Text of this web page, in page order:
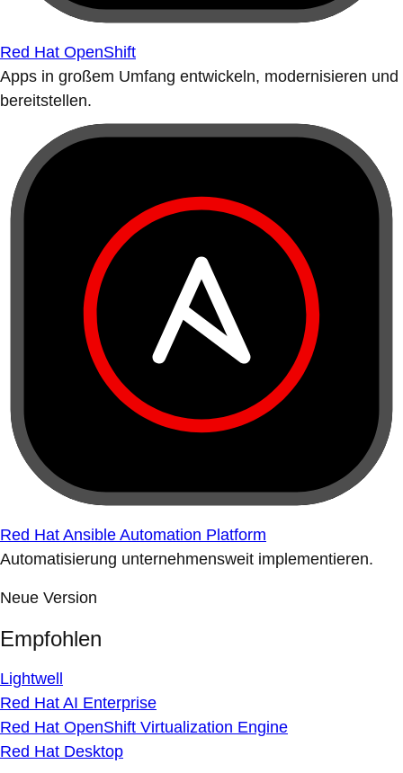
Red Hat OpenShift
Apps in großem Umfang entwickeln, modernisieren und
bereitstellen.
Red Hat Ansible Automation Platform
Automatisierung unternehmensweit implementieren.
Neue Version
Empfohlen
Lightwell
Red Hat AI Enterprise
Red Hat OpenShift Virtualization Engine
Red Hat Desktop